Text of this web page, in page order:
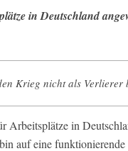
in Deutschland
Krieg nicht als Verlierer
Arbeitsplätze in
auf eine